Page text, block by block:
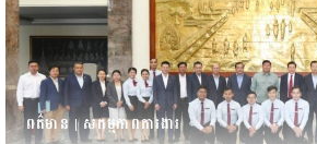
ពត៌មាន|សកម្មភាពការងារ